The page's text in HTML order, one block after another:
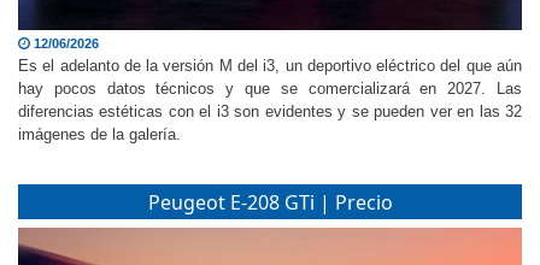
12/06/2026
Es el adelanto de la versión M del i3, un deportivo eléctrico del que aún
hay pocos datos técnicos y que se comercializará en 2027. Las
diferencias estéticas con el i3 son evidentes y se pueden ver en las 32
Peugeot E-208 GTi | Precio